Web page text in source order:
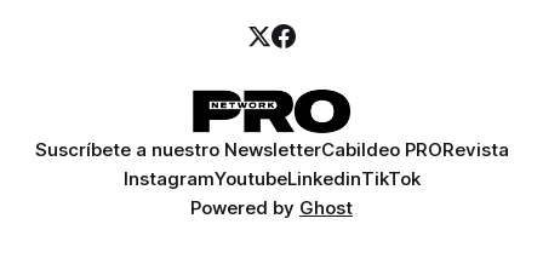
Suscríbete a nuestro NewsletterCabildeo PRORevista
InstagramYoutubeLinkedinTikTok
Powered by Ghost